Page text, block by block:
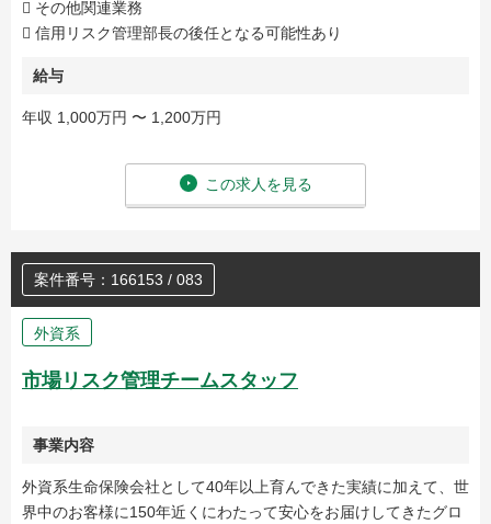
 その他関連業務
 信用リスク管理部長の後任となる可能性あり
給与
年収 1,000万円 〜 1,200万円
この求人を見る
案件番号：166153 / 083
外資系
市場リスク管理チームスタッフ
事業内容
外資系生命保険会社として40年以上育んできた実績に加えて、世
界中のお客様に150年近くにわたって安心をお届けしてきたグロ